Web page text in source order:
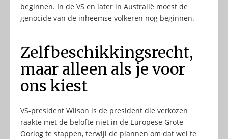
beginnen. In de VS en later in Australië moest de
genocide van de inheemse volkeren nog beginnen.
Zelfbeschikkingsrecht,
maar alleen als je voor
ons kiest
VS-president Wilson is de president die verkozen
raakte met de belofte niet in de Europese Grote
Oorlog te stappen, terwijl de plannen om dat wel te